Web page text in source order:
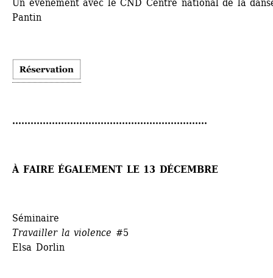
Un événement avec le CND Centre national de la
Pantin
................................................................
À FAIRE ÉGALEMENT LE 13 DÉCEMBRE
Séminaire
Travailler la violence #5
Elsa Dorlin